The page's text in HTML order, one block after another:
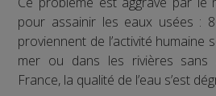
pour assainir les eaux usées :
proviennent de l’activité humaine
mer ou dans les rivières sans
France, la qualité de l’eau s’est